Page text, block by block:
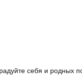
себя и родных